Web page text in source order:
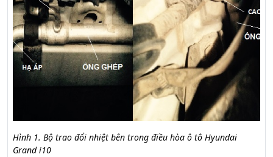
Hình 1. Bộ trao đổi nhiệt bên trong điều hòa ô tô Hyundai
Grand i10